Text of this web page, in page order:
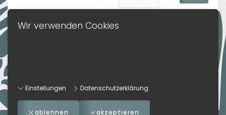
Wir verwenden Cookies
Einstellungen
Datenschutzerklärung
ablehnen akzeptieren